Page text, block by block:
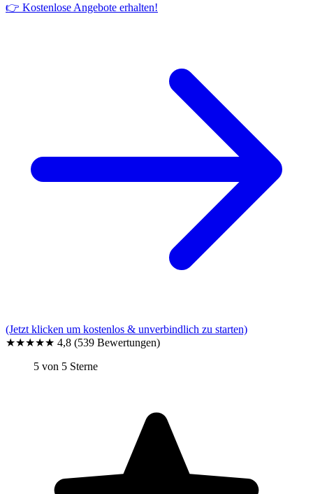
👉 Kostenlose Angebote erhalten!
(Jetzt klicken um kostenlos & unverbindlich zu starten)
★★★★★ 4,8 (539 Bewertungen)
5 von 5 Sterne